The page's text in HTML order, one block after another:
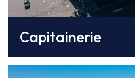
Capitainerie